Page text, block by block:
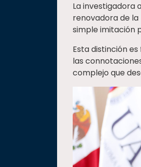
La investigadora
renovadora de la
simple imitación
Esta distinción
las
complejo que